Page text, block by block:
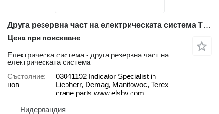
Друга резервна част на електрическата система Tilt indicator 03041192 за кран Manitowoc
Цена при поискване
Електрическа система - друга резервна част на
електрическата система
Състояние
нов
03041192 Indicator Specialist in
Liebherr, Demag, Manitowoc, Terex
crane parts www.elsbv.com
Нидерландия